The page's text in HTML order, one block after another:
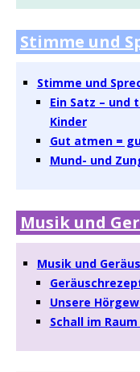
Stimme und
Stimme und
Ein Satz – und
Kinder
Gut atmen =
Mund- und
Musik und
Musik und
Unsere
Schall im